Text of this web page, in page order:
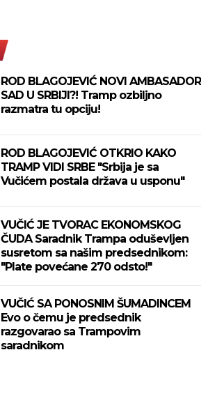
ROD BLAGOJEVIĆ NOVI AMBASADOR
SAD U SRBIJI?! Tramp ozbiljno
razmatra tu opciju!
ROD BLAGOJEVIĆ OTKRIO KAKO
TRAMP VIDI SRBE "Srbija je sa
Vučićem postala država u usponu"
VUČIĆ JE TVORAC EKONOMSKOG
ČUDA Saradnik Trampa oduševljen
susretom sa našim predsednikom:
"Plate povećane 270 odsto!"
VUČIĆ SA PONOSNIM ŠUMADINCEM
Evo o čemu je predsednik
razgovarao sa Trampovim
saradnikom